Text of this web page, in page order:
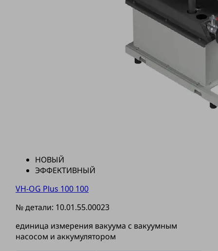
НОВЫЙ
ЭФФЕКТИВНЫЙ
VH-OG Plus 100 100
№ детали: 10.01.55.00023
единица измерения вакуума с вакуумным
насосом и аккумулятором